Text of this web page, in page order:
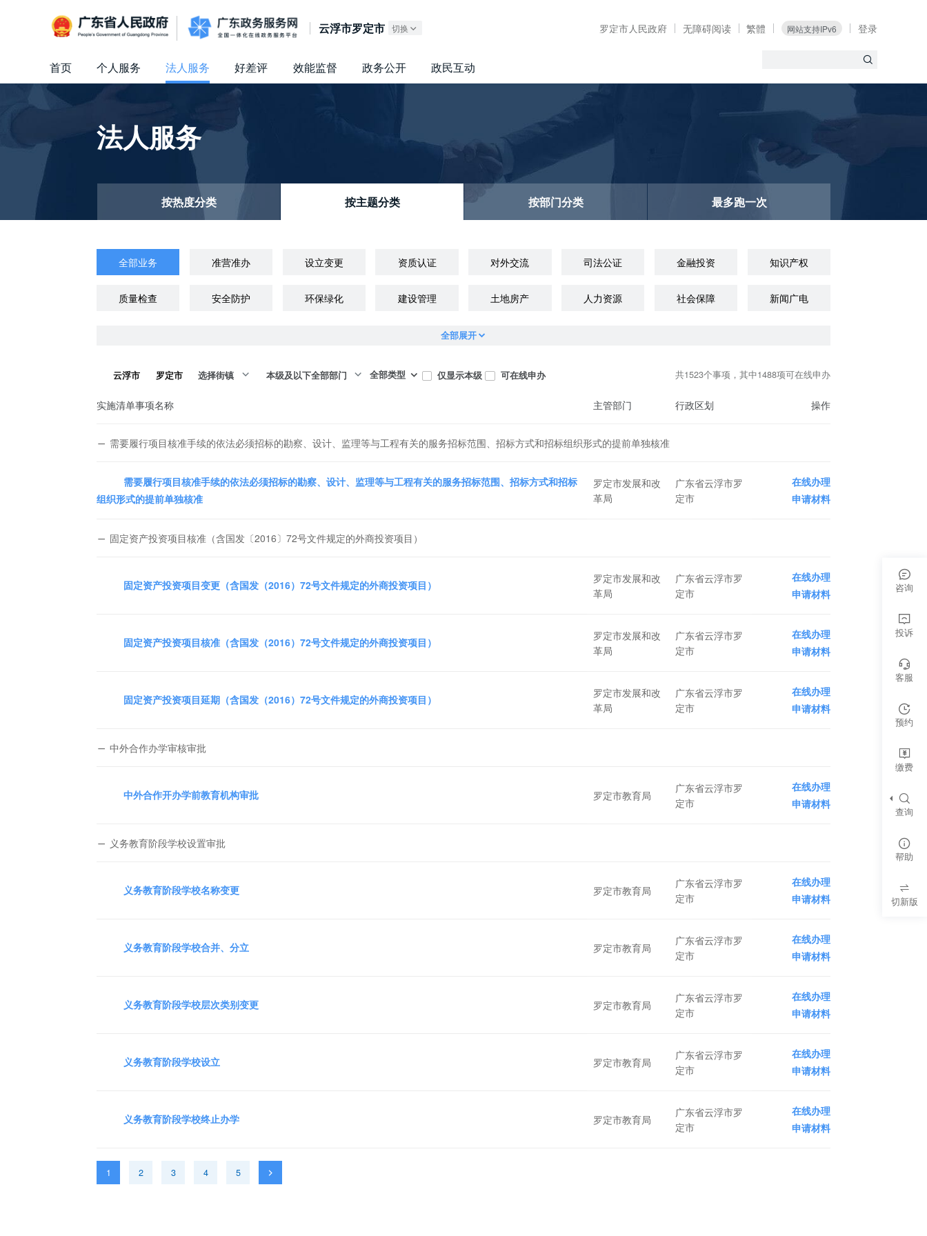
留言信箱
建言献策
信访相关法规
便民服务
百姓论坛
政府热线
网上调查
在线访谈
法律服务
领导信箱
未加载图片
政务微博
网络问政
意见征集
部门信箱
信访常见问题
信件回复
网上举报
公众监督
我要留言
广东省人民政府 广东政务服务网
云浮市罗定市 切换 罗定市人民政府 无障碍阅读 繁體 网站支持IPv6 登录
首页 个人服务 法人服务 好差评 效能监督 政务公开 政民互动
法人服务
按热度分类 按主题分类 按部门分类 最多跑一次
全部业务 准营准办 设立变更 资质认证 对外交流 司法公证 金融投资 知识产权
质量检查 安全防护 环保绿化 建设管理 土地房产 人力资源 社会保障 新闻广电
全部展开
云浮市 罗定市 选择街镇 本级及以下全部部门 全部类型 仅显示本级 可在线申办 共1523个事项，其中1488项可在线申办
实施清单事项名称 主管部门 行政区划 操作
需要履行项目核准手续的依法必须招标的勘察、设计、监理等与工程有关的服务招标范围、招标方式和招标组织形式的提前单独核准
需要履行项目核准手续的依法必须招标的勘察、设计、监理等与工程有关的服务招标范围、招标方式和招标
组织形式的提前单独核准
罗定市发展和改
革局
广东省云浮市罗
定市
在线办理
申请材料
固定资产投资项目核准（含国发〔2016〕72号文件规定的外商投资项目）
固定资产投资项目变更（含国发（2016）72号文件规定的外商投资项目）
罗定市发展和改
革局
广东省云浮市罗
定市
在线办理
申请材料
固定资产投资项目核准（含国发（2016）72号文件规定的外商投资项目）
罗定市发展和改
革局
广东省云浮市罗
定市
在线办理
申请材料
固定资产投资项目延期（含国发（2016）72号文件规定的外商投资项目）
罗定市发展和改
革局
广东省云浮市罗
定市
在线办理
申请材料
中外合作办学审核审批
中外合作开办学前教育机构审批 罗定市教育局
广东省云浮市罗
定市
在线办理
申请材料
义务教育阶段学校设置审批
义务教育阶段学校名称变更 罗定市教育局
广东省云浮市罗
定市
在线办理
申请材料
义务教育阶段学校合并、分立 罗定市教育局
广东省云浮市罗
定市
在线办理
申请材料
义务教育阶段学校层次类别变更 罗定市教育局
广东省云浮市罗
定市
在线办理
申请材料
义务教育阶段学校设立 罗定市教育局
广东省云浮市罗
定市
在线办理
申请材料
义务教育阶段学校终止办学 罗定市教育局
广东省云浮市罗
定市
在线办理
申请材料
1 2 3 4 5
咨询
投诉
客服
预约
缴费
查询
帮助
切新版